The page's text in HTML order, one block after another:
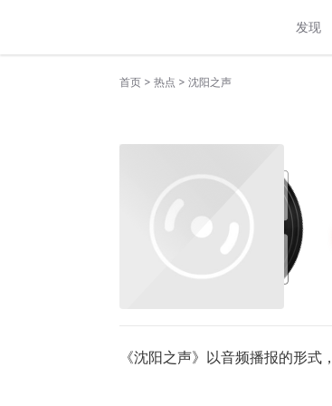
发现
首页 > 热点 > 沈阳之声
《沈阳之声》以音频播报的形式